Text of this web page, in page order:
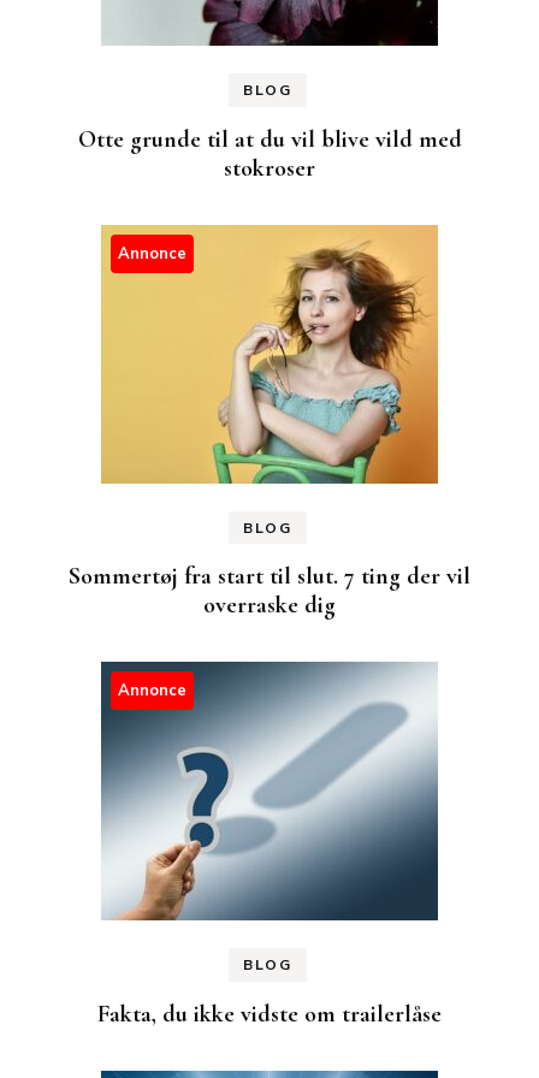
BLOG
Otte grunde til at du vil blive vild med
stokroser
Annonce
BLOG
Sommertøj fra start til slut. 7 ting der vil
overraske dig
Annonce
BLOG
Fakta, du ikke vidste om trailerlåse